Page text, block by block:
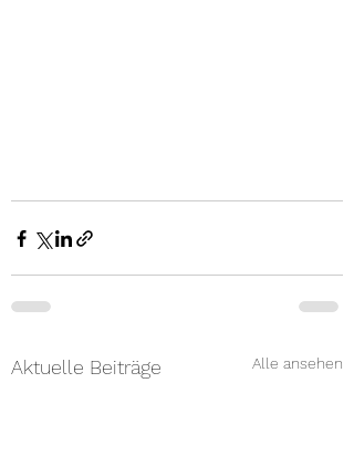
Aktuelle Beiträge Alle ansehen